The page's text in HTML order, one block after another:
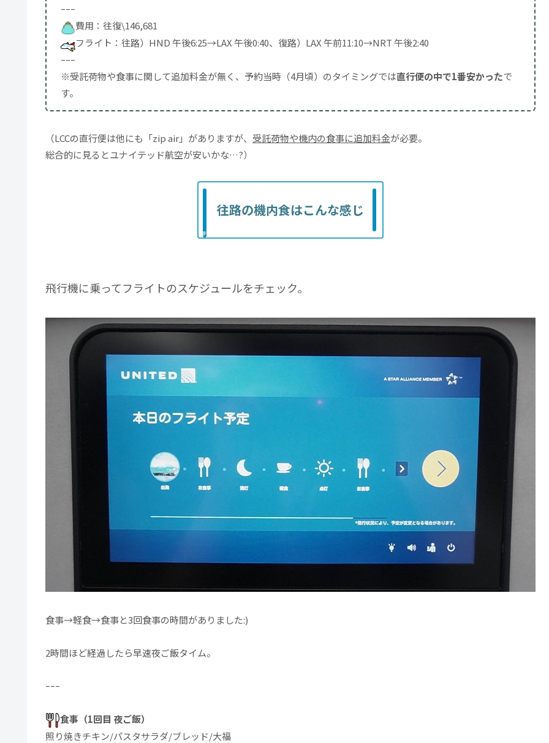
ｰｰｰ
費用：往復\146,681
フライト：往路）HND 午後6:25→LAX 午後0:40、復路）LAX 午前11:10→NRT 午後2:40
ｰｰｰ
※受託荷物や食事に関して追加料金が無く、予約当時（4月頃）のタイミングでは直行便の中で1番安かったで
す。
（LCCの直行便は他にも「zip air」がありますが、 受託荷物や機内の食事に追加料金が必要。
総合的に見るとユナイテッド航空が安いかな…?）
往路の機内食はこんな感じ
飛行機に乗ってフライトのスケジュールをチェック。
食事→軽食→食事と3回食事の時間がありました:)
2時間ほど経過したら早速夜ご飯タイム。
ｰｰｰ
食事（1回目 夜ご飯）
照り焼きチキン/パスタサラダ/ブレッド/大福